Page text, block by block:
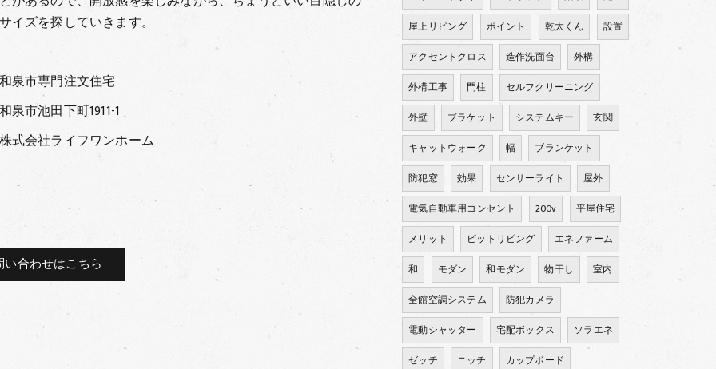
イズを探していきます。
泉市専門注文住宅
泉市池田下町1911-1
式会社ライフワンホーム
い合わせはこちら
屋上リビング
ポイント 乾太くん
設置
アクセントクロス
造作洗面台
外構
外構工事
門柱
セルフクリーニング
外壁
ブラケット システムキー
玄関
キャットウォーク
幅
ブランケット
防犯窓
効果 センサーライト
屋外
電気自動車用コンセント
200v
平屋住宅
メリット
ピットリビング
エネファーム
和
モダン 和モダン 物干し
室内
全館空調システム
防犯カメラ
電動シャッター
宅配ボックス
ソラエネ
ゼッチ
ニッチ
カップボード